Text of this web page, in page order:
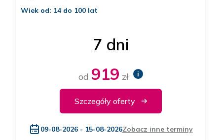
Wiek od: 14 do 100 lat
7 dni
od 919 zł i
Szczegóły oferty
09-08-2026 - 15-08-2026Zobacz inne terminy